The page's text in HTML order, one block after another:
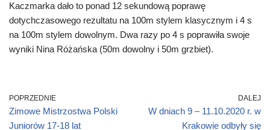
Kaczmarka dało to ponad 12 sekundową poprawę
dotychczasowego rezultatu na 100m stylem klasycznym i 4 s
na 100m stylem dowolnym. Dwa razy po 4 s poprawiła swoje
wyniki Nina Różańska (50m dowolny i 50m grzbiet).
POPRZEDNIE
Zimowe Mistrzostwa Polski
Juniorów 17-18 lat
DALEJ
W dniach 9 – 11.10.2020 r. w
Krakowie odbyły się